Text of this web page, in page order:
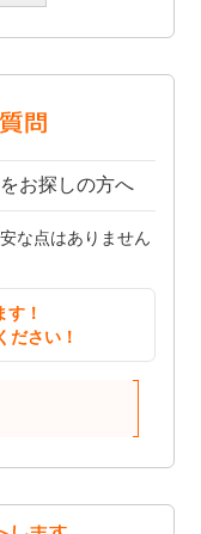
お探しの方へ
な点はありません
！
ださい！